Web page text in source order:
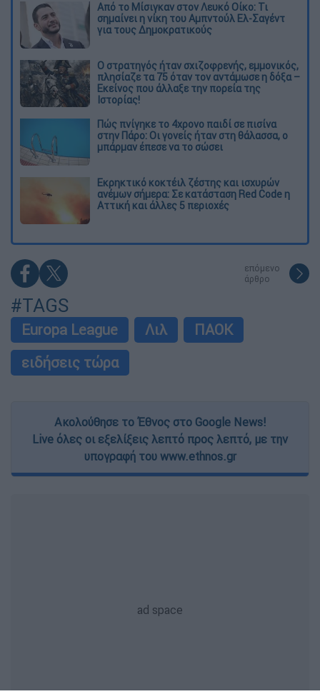
Από το Μίσιγκαν στον Λευκό Οίκο: Τι
σημαίνει η νίκη του Αμπντούλ Ελ-Σαγέντ
για τους Δημοκρατικούς
O στρατηγός ήταν σχιζοφρενής, εμμονικός,
πλησίαζε τα 75 όταν τον αντάμωσε η δόξα –
Εκείνος που άλλαξε την πορεία της
Ιστορίας!
Πώς πνίγηκε το 4χρονο παιδί σε πισίνα
στην Πάρο: Οι γονείς ήταν στη θάλασσα, ο
μπάρμαν έπεσε να το σώσει
Εκρηκτικό κοκτέιλ ζέστης και ισχυρών
ανέμων σήμερα: Σε κατάσταση Red Code η
Αττική και άλλες 5 περιοχές
επόμενο
άρθρο
#TAGS
Europa League Λιλ
ΠΑΟΚ
ειδήσεις τώρα
Ακολούθησε το Έθνος στο Google News!
Live όλες οι εξελίξεις λεπτό προς λεπτό, με την
υπογραφή του www.ethnos.gr